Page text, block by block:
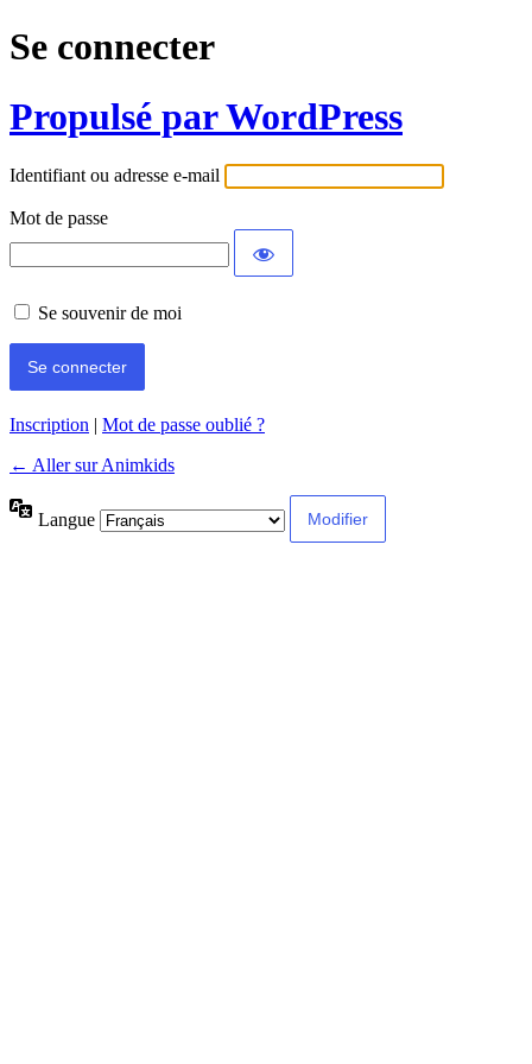
Se connecter
Propulsé par WordPress
Identifiant ou adresse e-mail
Mot de passe
Se souvenir de moi
Inscription | Mot de passe oublié ?
← Aller sur Animkids
Langue